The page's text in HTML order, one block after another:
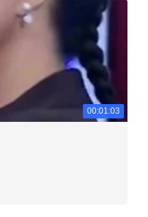
00:01:03